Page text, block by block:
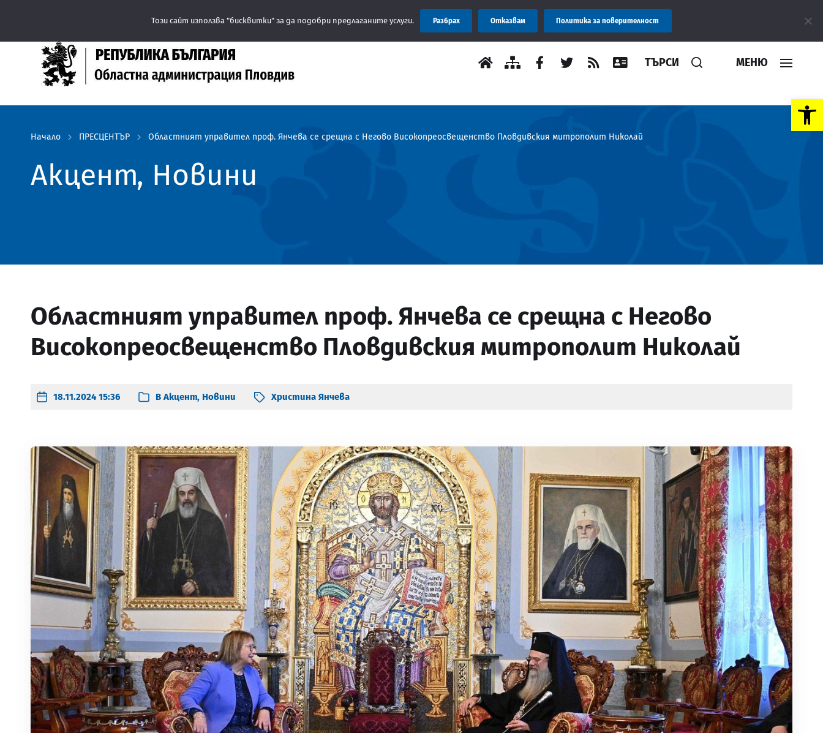
Open toolbar
Съобщение: Областна администрация Пловдив препоръчва
ТЪРСИ МЕНЮ
Начало ПРЕСЦЕНТЪР Областният управител проф. Янчева се срещна с Негово Високопреосвещенство Пловдивския митрополит Николай
Акцент, Новини
Областният управител проф. Янчева се срещна с Негово
Високопреосвещенство Пловдивския митрополит Николай
18.11.2024 15:36 В Акцент, Новини Христина Янчева
Този сайт използва "бисквитки" за да подобри предлаганите услуги. Разбрах Отказвам Политика за поверителност